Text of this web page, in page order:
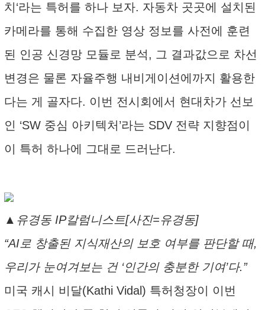
치‘라는 특허를 하나 보자. 자동차 곳곳에 설치된
카메라를 통해 수집한 영상 정보를 사전에 훈련
된 인공 신경망 모듈로 분석, 그 결과값으로 차선
변경은 물론 자율주행 내비게이션에까지 활용한
다는 게 골자다. 이번 전시회에서 현대차가 선보
인 ‘SW 중심 아키텍처’라는 SDV 전략 지향점이
이 특허 하나에 그대로 드러난다.
▲유경동 IP칼럼니스트[사진=유경동]
“AI로 창출된 지식재산의 보호 여부를 판단할 때,
우리가 눈여겨보는 건 ‘인간의 충분한 기여’다.”
미국 캐시 비달(Kathi Vidal) 특허청장이 이번